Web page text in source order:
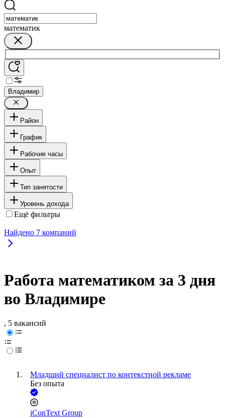
математик
Владимир
Район
График
Рабочие часы
Опыт
Тип занятости
Уровень дохода
Ещё фильтры
Найдено 7 компаний
Работа математиком за 3 дня
во Владимире
, 5 вакансий
Младший специалист по контекстной рекламе
Без опыта
iConText Group